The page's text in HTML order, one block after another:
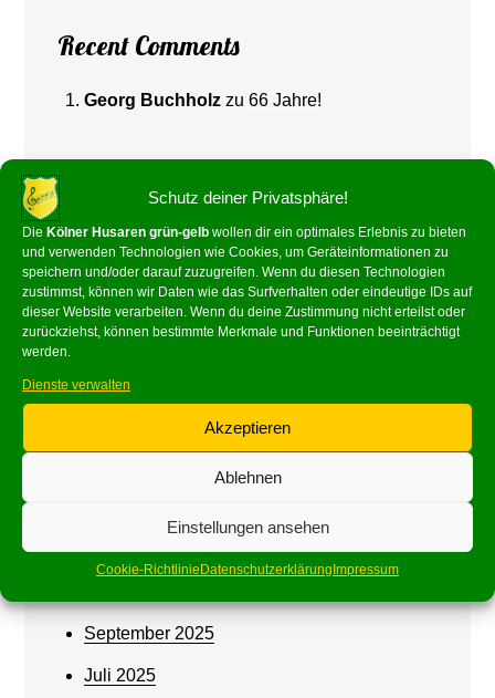
Schutz deiner Privatsphäre!
Die Kölner Husaren grün-gelb wollen dir ein optimales Erlebnis zu bieten
und verwenden Technologien wie Cookies, um Geräteinformationen zu
speichern und/oder darauf zuzugreifen. Wenn du diesen Technologien
zustimmst, können wir Daten wie das Surfverhalten oder eindeutige IDs auf
dieser Website verarbeiten. Wenn du deine Zustimmung nicht erteilst oder
zurückziehst, können bestimmte Merkmale und Funktionen beeinträchtigt
werden.
Dienste verwalten
Akzeptieren
Ablehnen
Einstellungen ansehen
Cookie-Richtlinie Datenschutzerklärung Impressum
Recent Comments
Georg Buchholz zu66 Jahre!
Archives
Juni 2026
Januar 2026
September 2025
Juli 2025